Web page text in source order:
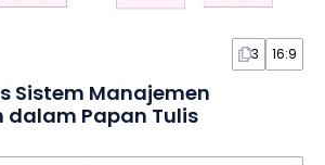
3 16:9
Sistem Manajemen
dalam Papan Tulis